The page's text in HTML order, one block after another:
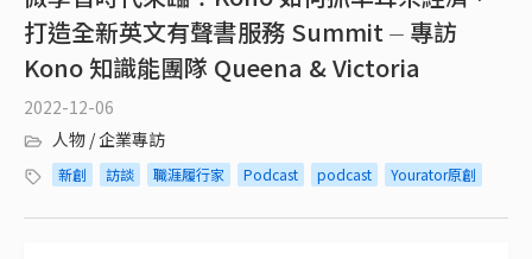
打造全新英文有聲書服務 Summit ⏤ 專訪
Kono 知識能團隊 Queena & Victoria
2022-12-06
人物 / 企業專訪
新創 訪談 職涯履行家 Podcast podcast Yourator原創